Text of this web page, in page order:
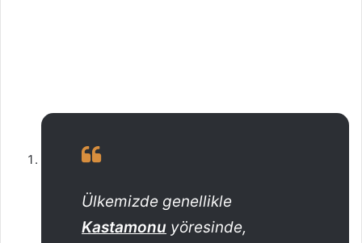
Ülkemizde genellikle
Kastamonu yöresinde,